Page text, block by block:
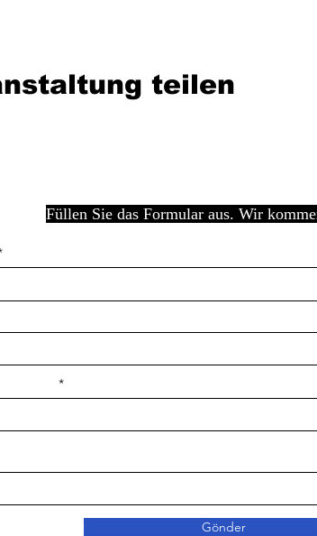
teilen
Füllen Sie das Formular aus. Wir
Gönder